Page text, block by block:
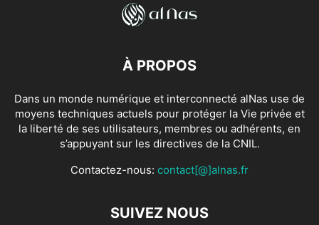
À PROPOS
Dans un monde numérique et interconnecté alNas use de
moyens techniques actuels pour protéger la Vie privée et
la liberté de ses utilisateurs, membres ou adhérents, en
s’appuyant sur les directives de la CNIL.
Contactez-nous: contact[@]alnas.fr
SUIVEZ NOUS